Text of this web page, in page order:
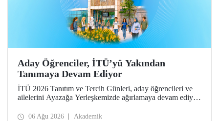
Aday Öğrenciler, İTÜ’yü Yakından
Tanımaya Devam Ediyor
İTÜ 2026 Tanıtım ve Tercih Günleri, aday öğrencileri ve
ailelerini Ayazağa Yerleşkemizde ağırlamaya devam ediyor.
ilgili fakülte ve birimler adaylara bilgi vermeye devam
06 Ağu 2026 Akademik